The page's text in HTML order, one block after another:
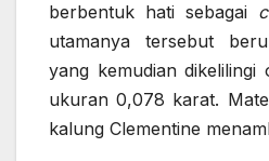
berbentuk hati sebagai
utamanya tersebut
yang kemudian
ukuran 0,078 karat.
kalung Clementine